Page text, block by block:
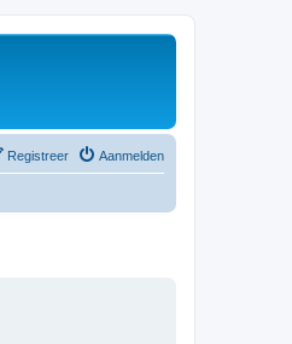
Aanmelden
Registreer